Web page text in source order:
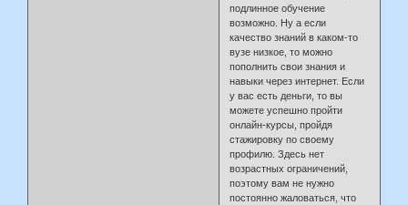
подлинное обучение
возможно. Ну а если
качество знаний в каком-то
вузе низкое, то можно
пополнить свои знания и
навыки через интернет. Если
у вас есть деньги, то вы
можете успешно пройти
онлайн-курсы, пройдя
стажировку по своему
профилю. Здесь нет
возрастных ограничений,
поэтому вам не нужно
постоянно жаловаться, что